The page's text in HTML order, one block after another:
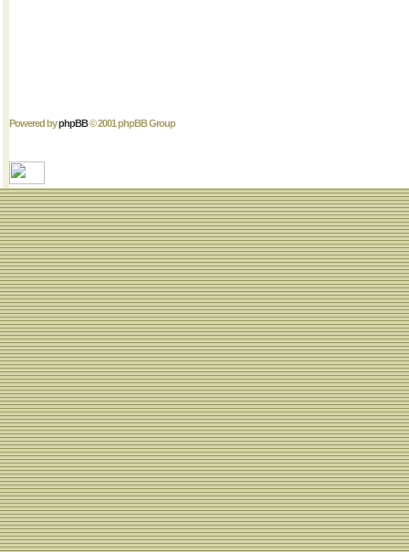
Powered byphpBB© 2001 phpBB Group